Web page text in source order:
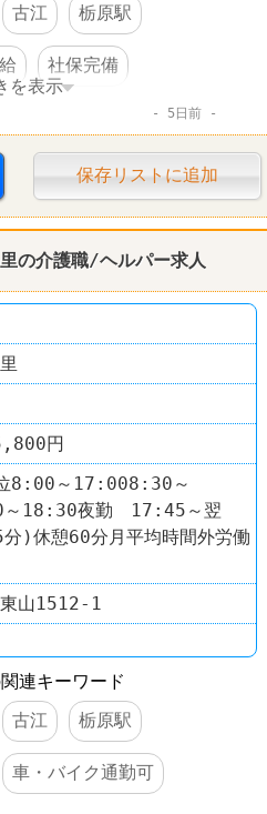
古江 栃原駅
社保完備
を表示
5日前
保存リストに追加
の介護職/ヘルパー求人
円
位8:00～17:008:30～
18:30夜勤 17:45～翌
)休憩60分月平均時間外労働
東山1512-1
連キーワード
古江 栃原駅
車・バイク通勤可